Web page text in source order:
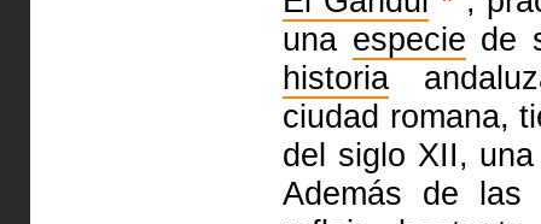
una especie de
historia
ciudad romana,
del siglo XII,
Además de las